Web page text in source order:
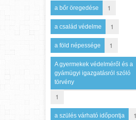
a bőr öregedése 1
a család védelme 1
a föld népessége 1
A gyermekek védelméről és a
gyámügyi igazgatásról szóló
törvény
1
a szülés várható időpontja 1